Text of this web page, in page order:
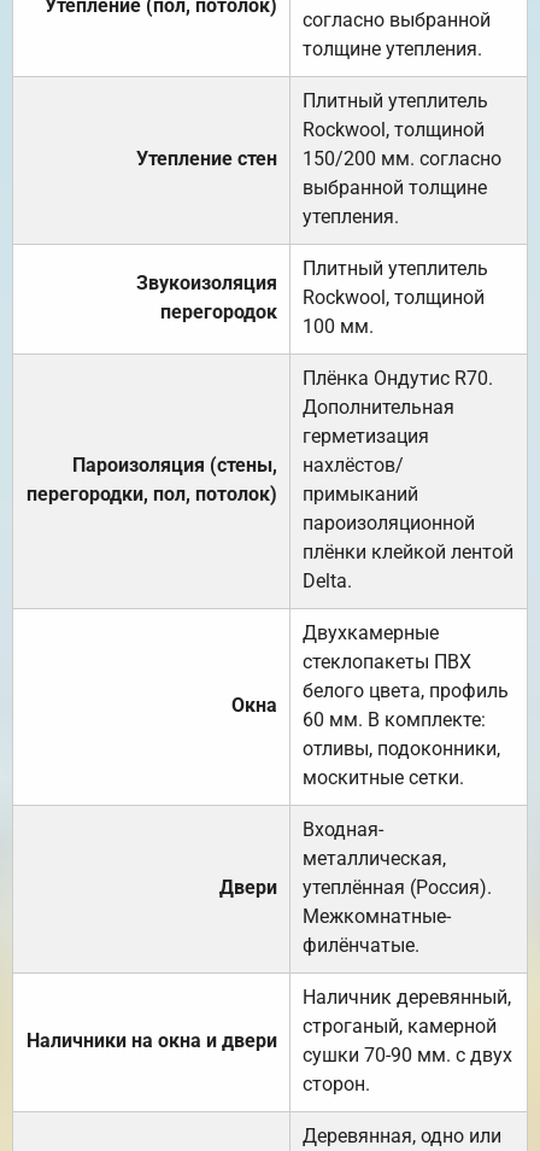
Утепление (пол, потолок)
согласно выбранной
толщине утепления.
Утепление стен
Плитный утеплитель
Rockwool, толщиной
150/200 мм. согласно
выбранной толщине
утепления.
Звукоизоляция
перегородок
Плитный утеплитель
Rockwool, толщиной
100 мм.
Пароизоляция (стены,
перегородки, пол, потолок)
Плёнка Ондутис R70.
Дополнительная
герметизация
нахлёстов/
примыканий
пароизоляционной
плёнки клейкой лентой
Delta.
Окна
Двухкамерные
стеклопакеты ПВХ
белого цвета, профиль
60 мм. В комплекте:
отливы, подоконники,
москитные сетки.
Двери
Входная-
металлическая,
утеплённая (Россия).
Межкомнатные-
филёнчатые.
Наличники на окна и двери
Наличник деревянный,
строганый, камерной
сушки 70-90 мм. с двух
сторон.
Деревянная, одно или